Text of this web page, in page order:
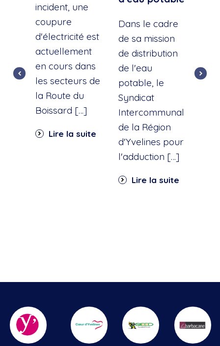
incident, une
coupure
d'électricité est
actuellement
en cours dans
les secteurs de
la Route du
Boissard […]
Lire la suite
Dans le cadre
de sa mission
de distribution
de l'eau
potable, le
Syndicat
Intercommunal
de la Région
d'Yvelines pour
l'adduction […]
Lire la suite